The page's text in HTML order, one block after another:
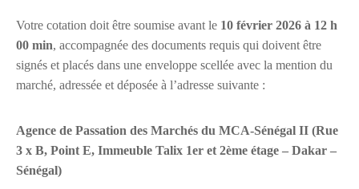
Votre cotation doit être soumise avant le 10 février 2026 à 12 h
00 min, accompagnée des documents requis qui doivent être
signés et placés dans une enveloppe scellée avec la mention du
marché, adressée et déposée à l’adresse suivante :
Agence de Passation des Marchés du MCA-Sénégal II (Rue
3 x B, Point E, Immeuble Talix 1er et 2ème étage – Dakar –
Sénégal)